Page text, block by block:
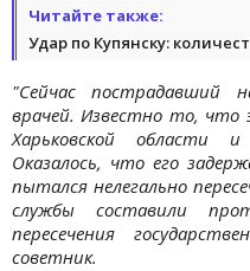
Читайте также:
Удар по Купянску:
"Сейчас пострадавший
врачей. Известно то, что
Харьковской области
Оказалось, что его
пытался нелегально
службы составили
пересечения
советник.